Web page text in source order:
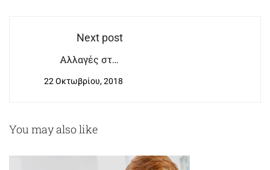
Next post
Αλλαγές στην
μαθητών του Γενικού
22 Οκτωβρίου, 2018
You may also like